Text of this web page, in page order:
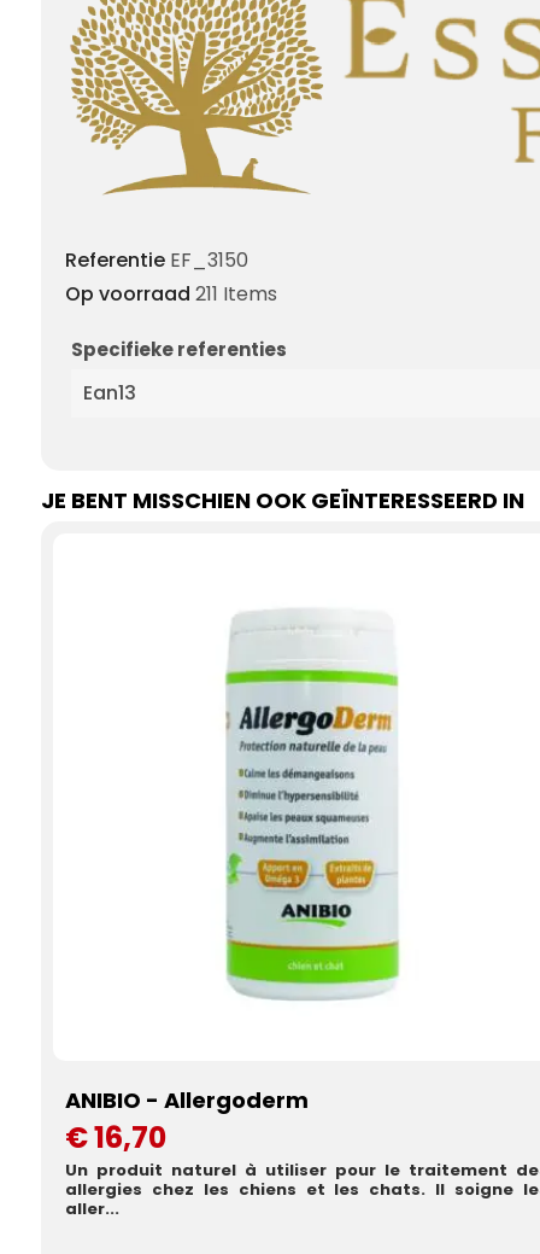
Referentie EF_3150
Op voorraad 211 Items
Specifieke referenties
Ean13
JE BENT MISSCHIEN OOK GEÏNTERESSEERD IN
ANIBIO - Allergoderm
€ 16,70
Un produit naturel à utiliser pour le traitement
allergies chez les chiens et les chats. Il soigne
aller...